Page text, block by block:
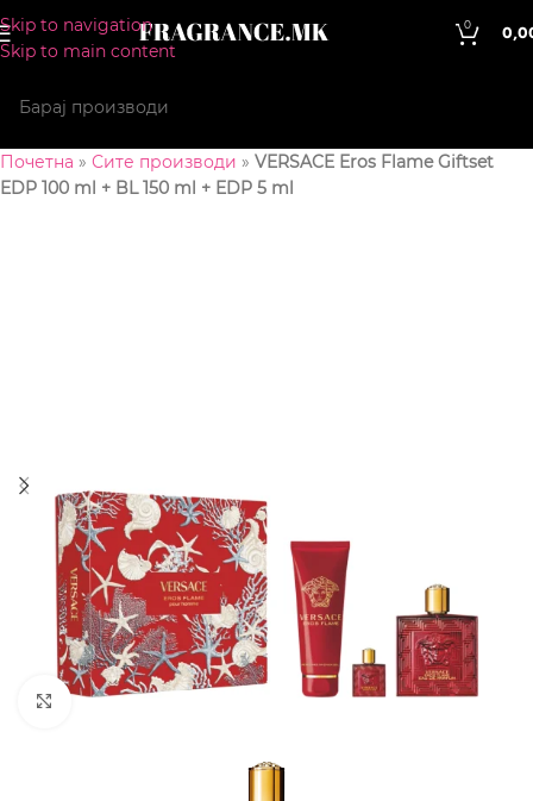
Skip to navigation
Skip to main content
0
Почетна » Сите производи » VERSACE Eros Flame Giftset
EDP 100 ml + BL 150 ml + EDP 5 ml
CLICK TO ENLARGE